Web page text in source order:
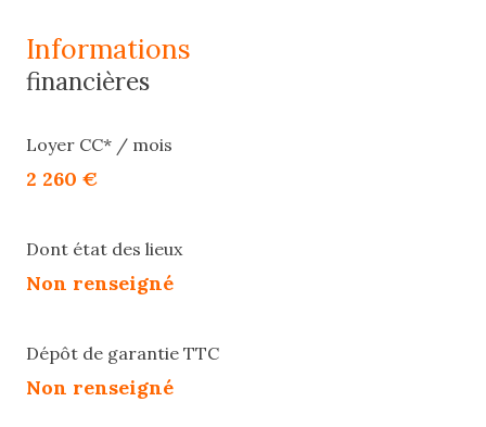
informations
financières
Loyer CC* / mois
2 260 €
Dont état des lieux
Non renseigné
Dépôt de garantie TTC
Non renseigné